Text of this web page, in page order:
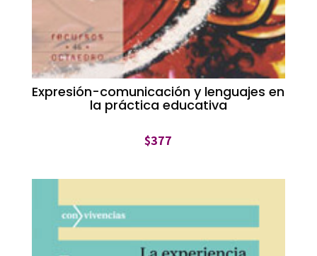
Expresión-comunicación y lenguajes en
la práctica educativa
$377